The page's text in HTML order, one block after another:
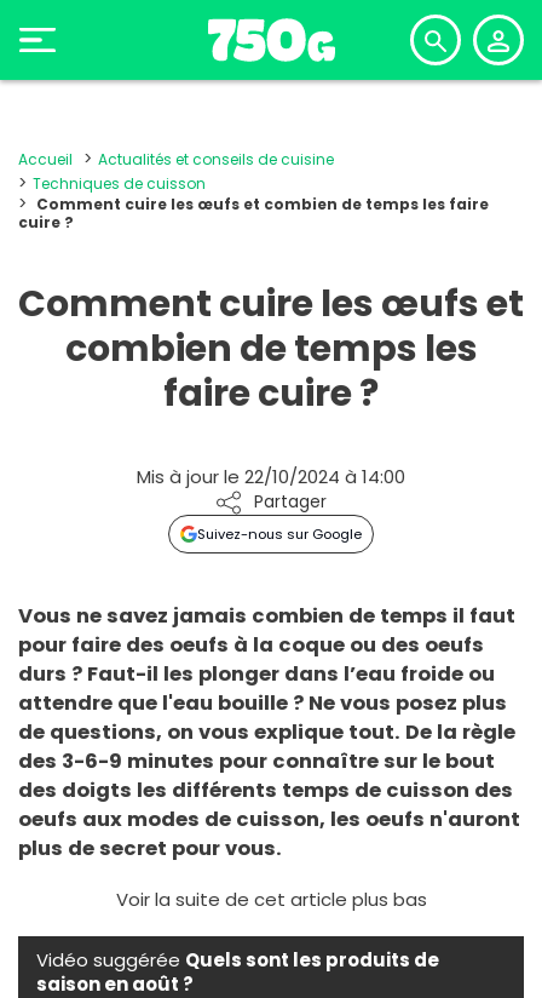
Accueil
Actualités et conseils de cuisine
Techniques de cuisson
Comment cuire les œufs et combien de temps les faire
cuire ?
Comment cuire les œufs et
combien de temps les
faire cuire ?
Mis à jour le 22/10/2024 à 14:00
Partager
Suivez-nous sur Google
Vous ne savez jamais combien de temps il faut
pour faire des oeufs à la coque ou des oeufs
durs ? Faut-il les plonger dans l’eau froide ou
attendre que l'eau bouille ? Ne vous posez plus
de questions, on vous explique tout. De la règle
des 3-6-9 minutes pour connaître sur le bout
des doigts les différents temps de cuisson des
oeufs aux modes de cuisson, les oeufs n'auront
plus de secret pour vous.
Voir la suite de cet article plus bas
Vidéo suggérée Quels sont les produits de
saison en août ?